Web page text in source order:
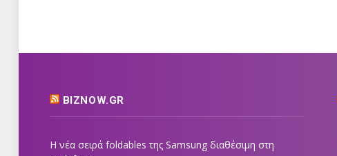
BIZNOW.GR
Η νέα σειρά foldables της Samsung διαθέσιμη στη